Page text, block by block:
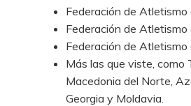
Federación de Atletismo
Federación de Atletismo
Federación de Atletismo
Más las que viste, como
Macedonia del Norte,
Georgia y Moldavia.